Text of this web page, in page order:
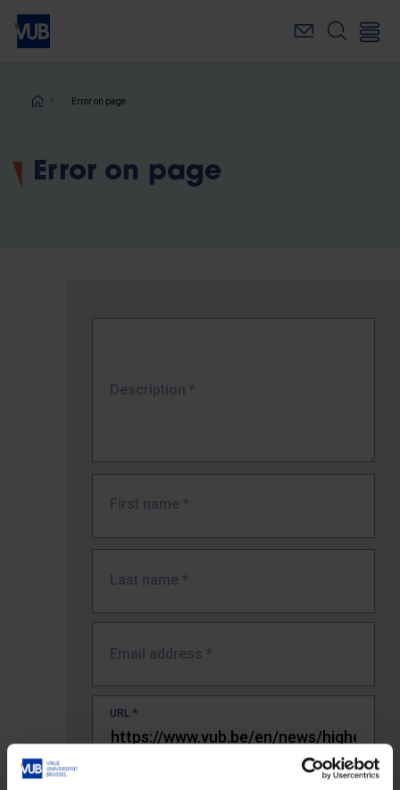
Skip
main
Breadcrumb
Error on page
Error on page
Description *
First name *
Last name *
Email address *
URL *
The full URL of the page where you encountered the error.